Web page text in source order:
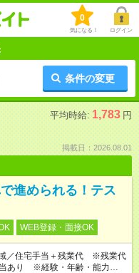
0
気になる！ ログイン
条件の変更
平均時給: 1,783 円
掲載日：2026.08.01
進められる！テス
WEB登録・面接OK
／住宅手当＋残業代 ※残業代
あり ※経験・年齢・能力等を